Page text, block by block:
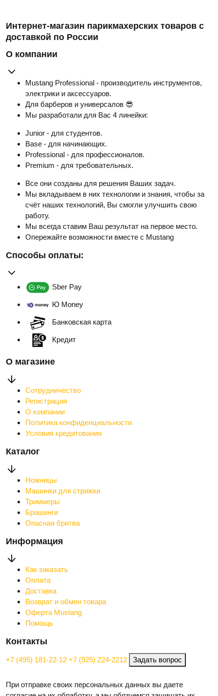
Интернет-магазин парикмахерских товаров с
доставкой по России
О компании
Mustang Professional - производитель инструментов,
электрики и аксессуаров.
Для барберов и универсалов 😎
Мы разработали для Вас 4 линейки:
Junior - для студентов.
Base - для начинающих.
Professional - для профессионалов.
Premium - для требовательных.
Все они созданы для решения Ваших задач.
Мы вкладываем в них технологии и знания, чтобы за
счёт наших технологий, Вы смогли улучшить свою
работу.
Мы всегда ставим Ваш результат на первое место.
Опережайте возможности вместе с Mustang
Способы оплаты:
Sber Pay
Ю Money
Банковская карта
Кредит
О магазине
Сотрудничество
Регистрация
О компании
Политика конфиденциальности
Условия кредитования
Каталог
Ножницы
Машинки для стрижки
Триммеры
Брашинги
Опасная бритва
Информация
Как заказать
Оплата
Доставка
Возврат и обмен товара
Оферта Mustang
Помощь
Контакты
+7 (495) 181-22-12 +7 (925) 224-2212 Задать вопрос
При отправке своих персональных данных вы даете